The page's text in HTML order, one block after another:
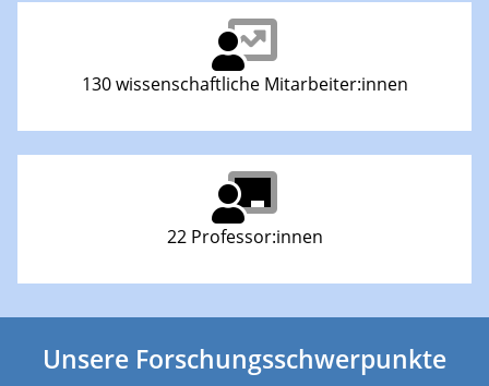
130 wissenschaftliche Mitarbeiter:innen
22 Professor:innen
Unsere Forschungsschwerpunkte